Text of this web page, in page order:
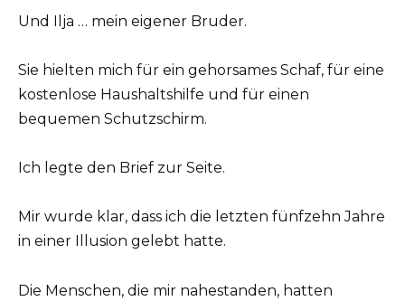
Und Ilja … mein eigener Bruder.
Sie hielten mich für ein gehorsames Schaf, für eine
kostenlose Haushaltshilfe und für einen
bequemen Schutzschirm.
Ich legte den Brief zur Seite.
Mir wurde klar, dass ich die letzten fünfzehn Jahre
in einer Illusion gelebt hatte.
Die Menschen, die mir nahestanden, hatten